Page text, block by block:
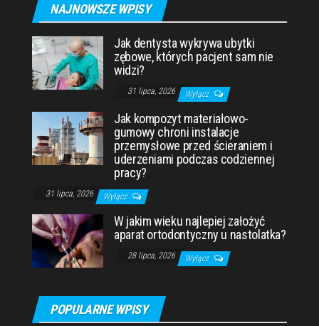
NAJNOWSZE WPISY
Jak dentysta wykrywa ubytki
zębowe, których pacjent sam nie
widzi?
31 lipca, 2026 Wyłącz
Jak kompozyt materiałowo-
gumowy chroni instalacje
przemysłowe przed ścieraniem i
uderzeniami podczas codziennej
pracy?
31 lipca, 2026 Wyłącz
W jakim wieku najlepiej założyć
aparat ortodontyczny u nastolatka?
28 lipca, 2026 Wyłącz
POPULARNE WPISY